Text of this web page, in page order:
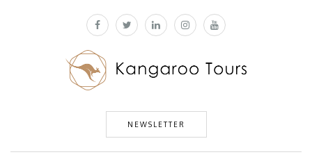
NEWSLETTER